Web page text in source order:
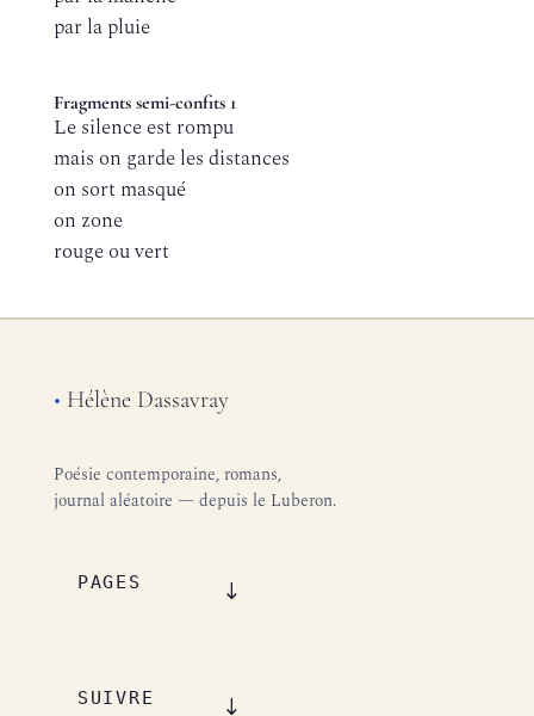
par la pluie
Fragments semi-confits 1
Le silence est rompu
mais on garde les distances
on sort masqué
on zone
rouge ou vert
• Hélène Dassavray
Poésie contemporaine, romans,
journal aléatoire — depuis le Luberon.
PAGES
SUIVRE